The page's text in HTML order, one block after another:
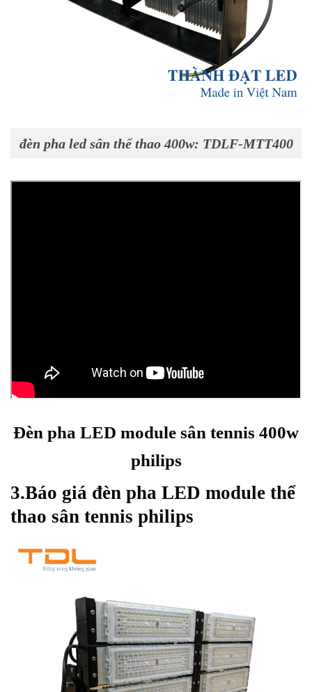
đèn pha led sân thể thao 400w: TDLF-MTT400
Đèn pha LED module sân tennis 400w
philips
3.Báo giá đèn pha LED module thể
thao sân tennis philips